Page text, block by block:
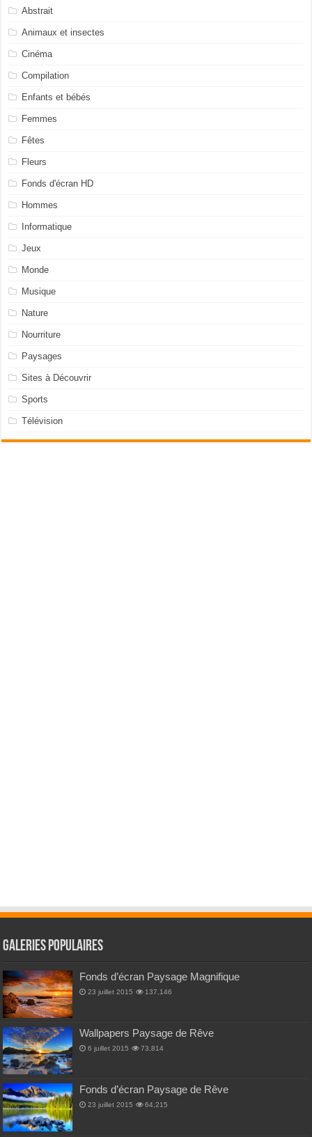
Abstrait
Animaux et insectes
Cinéma
Compilation
Enfants et bébés
Femmes
Fêtes
Fleurs
Fonds d'écran HD
Hommes
Informatique
Jeux
Monde
Musique
Nature
Nourriture
Paysages
Sites à Découvrir
Sports
Télévision
Galeries Populaires
Fonds d’écran Paysage Magnifique
23 juillet 2015 137,146
Wallpapers Paysage de Rêve
6 juillet 2015 73,814
Fonds d’écran Paysage de Rêve
23 juillet 2015 64,215